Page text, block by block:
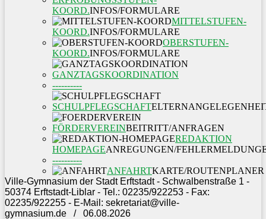
KOORD.INFOS/FORMULARE
MITTELSTUFEN-
KOORD.INFOS/FORMULARE
OBERSTUFEN-
KOORD.INFOS/FORMULARE
GANZTAGSKOORDINATION
----------
SCHULPFLEGSCHAFT
FÖRDERVEREINBEITRITT/ANFRAGEN
REDAKTION
HOMEPAGEANREGUNGEN/
----------
ANFAHRTKARTE/ROUTENPLANER
Ville-Gymnasium der Stadt Erftstadt - Schwalbenstraße 1 -
50374 Erftstadt-Liblar - Tel.: 02235/922253 - Fax:
02235/922255 - E-Mail: sekretariat@ville-
gymnasium.de / 06.08.2026